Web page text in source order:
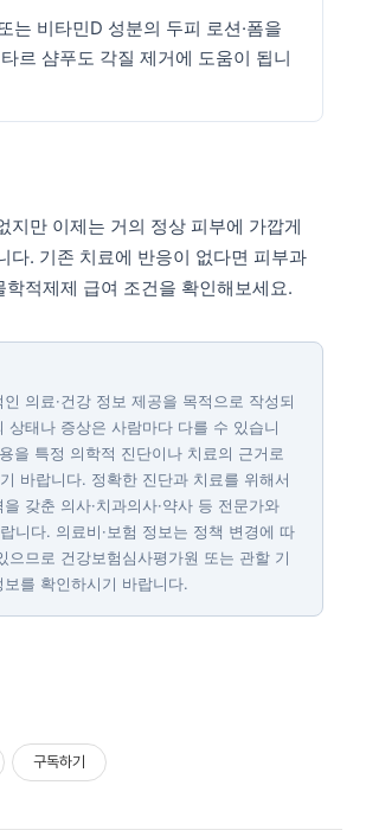
는 비타민D 성분의 두피 로션·폼을
르 샴푸도 각질 제거에 도움이 됩니
지만 이제는 거의 정상 피부에 가깝게
다. 기존 치료에 반응이 없다면 피부과
학적제제 급여 조건을 확인해보세요.
의료·건강 정보 제공을 목적으로 작성되
상태나 증상은 사람마다 다를 수 있습니
을 특정 의학적 진단이나 치료의 근거로
바랍니다. 정확한 진단과 치료를 위해서
갖춘 의사·치과의사·약사 등 전문가와
니다. 의료비·보험 정보는 정책 변경에 따
으므로 건강보험심사평가원 또는 관할 기
를 확인하시기 바랍니다.
구독하기